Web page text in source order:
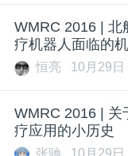
公
开
课
WMRC 2016 | 北
疗机器人面临的
恒亮 10月29日
WMRC 2016 | 关
疗应用的小历史
张驰 10月29日